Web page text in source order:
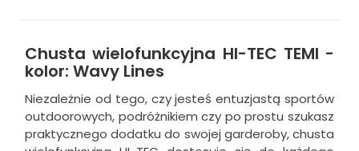
Chusta wielofunkcyjna HI-TEC TEMI -
kolor: Wavy Lines
Niezależnie od tego, czy jesteś entuzjastą sportów
outdoorowych, podróżnikiem czy po prostu szukasz
praktycznego dodatku do swojej garderoby, chusta